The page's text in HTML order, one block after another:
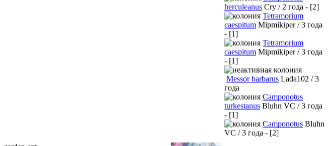
herculeanus Cry / 2 года - [2]
Tetramorium
caespitum Mipmikiper / 3 года
- [1]
Tetramorium
caespitum Mipmikiper / 3 года
- [1]
Messor barbarus Lada102 / 3
года
Camponotus
turkestanus Bluhn VC / 3 года
- [1]
Camponotus Bluhn
VC / 3 года - [2]